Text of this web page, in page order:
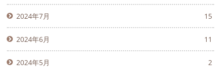
2024年7月 15
2024年6月 11
2024年5月 2